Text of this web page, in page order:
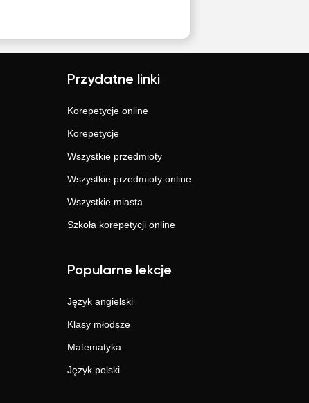
Przydatne linki
Korepetycje online
Korepetycje
Wszystkie przedmioty
Wszystkie przedmioty online
Wszystkie miasta
Szkoła korepetycji online
Popularne lekcje
Język angielski
Klasy młodsze
Matematyka
Język polski